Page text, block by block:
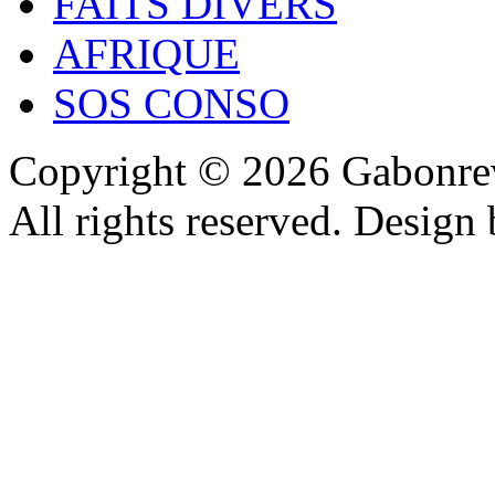
AFRIQUE
SOS CONSO
Copyright © 2026
All rights reserved.